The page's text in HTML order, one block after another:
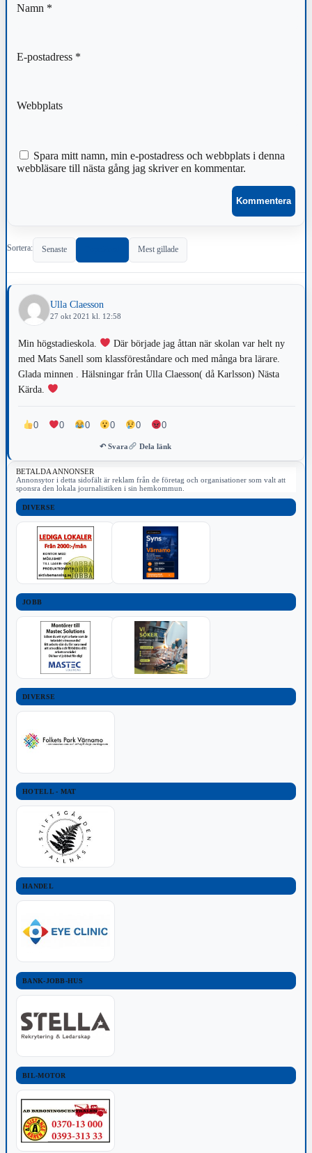
Namn *
E-postadress *
Webbplats
Spara mitt namn, min e-postadress och webbplats i denna
webbläsare till nästa gång jag skriver en kommentar.
Sortera: Senaste Mest gillade
Ulla Claesson
27 okt 2021 kl. 12:58
Min högstadieskola.
Där började jag åttan när skolan var helt ny
med Mats Sanell som klassföreståndare och med många bra lärare.
Glada minnen . Hälsningar från Ulla Claesson( då Karlsson) Nästa
Kärda.
0 0 0 0 0 0
↶ Svara Dela länk
BETALDA ANNONSER
Annonsytor i detta sidofält är reklam från de företag och organisationer som valt att
sponsra den lokala journalistiken i sin hemkommun.
DIVERSE
JOBB
DIVERSE
HOTELL - MAT
HANDEL
BANK-JOBB-HUS
BIL-MOTOR